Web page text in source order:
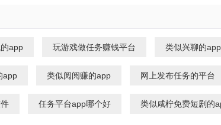
app 玩游戏做任务赚钱平台 类似兴聊的app
app 类似阅阅赚的app 网上发布任务的平台
任务平台app哪个好 类似咸柠免费短剧的